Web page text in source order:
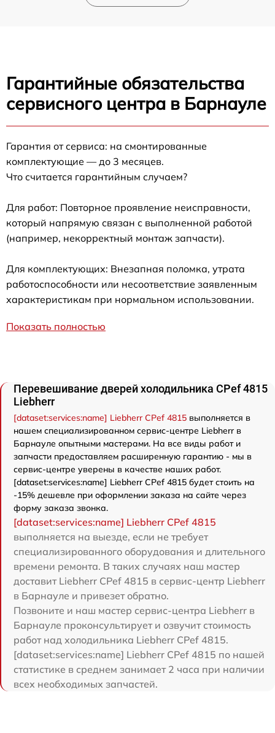
Гарантийные обязательства
сервисного центра в Барнауле
Гарантия от сервиса: на смонтированные
комплектующие — до 3 месяцев.
Что считается гарантийным случаем?
Для работ: Повторное проявление неисправности,
который напрямую связан с выполненной работой
(например, некорректный монтаж запчасти).
Для комплектующих: Внезапная поломка, утрата
работоспособности или несоответствие заявленным
характеристикам при нормальном использовании.
Показать полностью
Перевешивание дверей холодильника CPef 4815
Liebherr
[dataset:services:name] Liebherr CPef 4815 выполняется в
нашем специализированном сервис-центре Liebherr в
Барнауле опытными мастерами. На все виды работ и
запчасти предоставляем расширенную гарантию - мы в
сервис-центре уверены в качестве наших работ.
[dataset:services:name] Liebherr CPef 4815 будет стоить на
-15% дешевле при оформлении заказа на сайте через
форму заказа звонка.
[dataset:services:name] Liebherr CPef 4815
выполняется на выезде, если не требует
специализированного оборудования и длительного
времени ремонта. В таких случаях наш мастер
доставит Liebherr CPef 4815 в сервис-центр Liebherr
в Барнауле и привезет обратно.
Позвоните и наш мастер сервис-центра Liebherr в
Барнауле проконсультирует и озвучит стоимость
работ над холодильника Liebherr CPef 4815.
[dataset:services:name] Liebherr CPef 4815 по нашей
статистике в среднем занимает 2 часа при наличии
всех необходимых запчастей.